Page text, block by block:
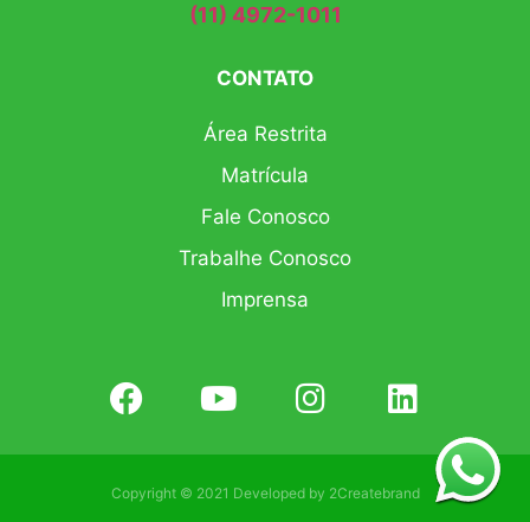
(11) 4972-1011
CONTATO
Área Restrita
Matrícula
Fale Conosco
Trabalhe Conosco
Imprensa
Copyright © 2021 Developed by 2Createbrand